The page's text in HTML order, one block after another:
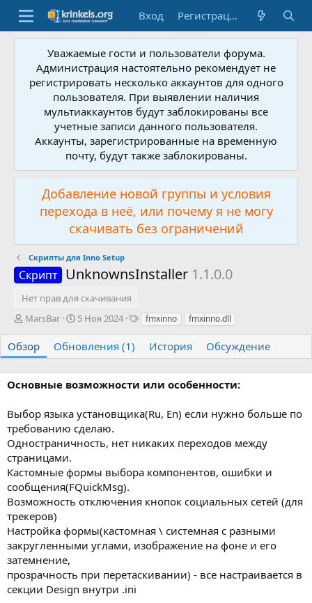
Вход Регистрация
Уважаемые гости и пользователи форума.
Администрация настоятельно рекомендует не
регистрировать несколько аккаунтов для одного
пользователя. При выявлении наличия
мультиаккаунтов будут заблокированы все
учетные записи данного пользователя.
Аккаунты, зарегистрированные на временную
почту, будут также заблокированы.
Добавление новой группы и условия
перехода в неё, или почему я не могу
скачивать без ограничений
Скрипты для Inno Setup
Скрипт UnknownsInstaller 1.1.0.0
Нет прав для скачивания
А
т
о
MarsBar
Д
т
а
о
а
н
и
5 Ноя 2024
Т
и
fmxinno fmxinno.dll
Обзор Обновления (1) История Обсуждение
Основные возможности или особенности:
Выбор языка установщика(Ru, En) если нужно больше по
требованию сделаю.
Одностраничность, нет никаких переходов между
страницами.
Кастомные формы выбора компонентов, ошибки и
сообщения(FQuickMsg).
Возможность отключения кнопок социальных сетей (для
трекеров)
Настройка формы(кастомная \ системная с разными
закругленными углами, изображение на фоне и его
затемнение,
прозрачность при перетаскивании) - все настраивается в
секции Design внутри .ini